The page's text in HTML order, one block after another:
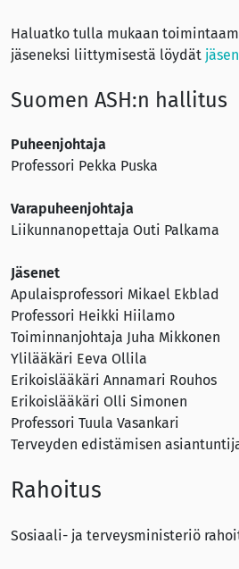
Haluatko tulla mukaan
jäseneksi liittymisestä löydät
Suomen ASH:n hallitus
Puheenjohtaja
Professori Pekka Puska
Varapuheenjohtaja
Liikunnanopettaja Outi Palkama
Jäsenet
Apulaisprofessori Mikael Ekblad
Professori Heikki Hiilamo
Toiminnanjohtaja Juha Mikkonen
Ylilääkäri Eeva Ollila
Erikoislääkäri Annamari Rouhos
Erikoislääkäri Olli Simonen
Professori Tuula Vasankari
Terveyden edistämisen
Rahoitus
Sosiaali- ja terveysministeriö